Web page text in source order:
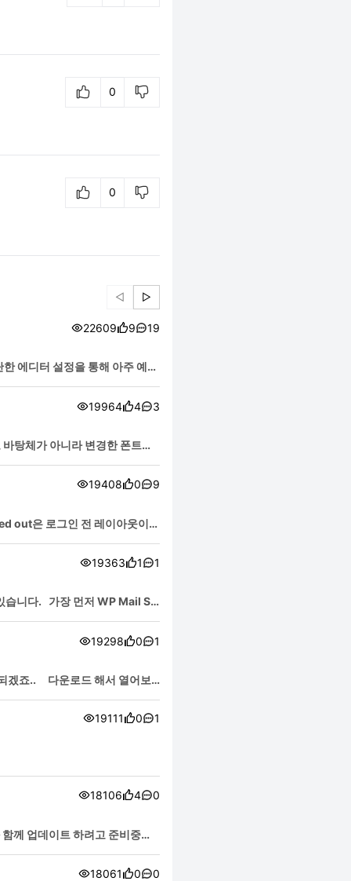
0
0
◁ ▷
22609 9 19
에디터 설정을 통해 아주 예쁘
19964 4 3
탕체가 아니라 변경한 폰트인
19408 0 9
out은 로그인 전 레이아웃이고
19363 1 1
습니다. 가장 먼저 WP Mail S
19298 0 1
겠죠.. 다운로드 해서 열어보
19111 0 1
18106 4 0
께 업데이트 하려고 준비중인
18061 0 0